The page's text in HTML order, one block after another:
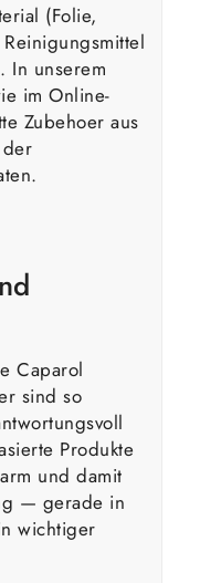
(Folie,
In unserem
im Online-
Zubehoer aus
Caparol
sind so
Produkte
und damit
— gerade in
wichtiger